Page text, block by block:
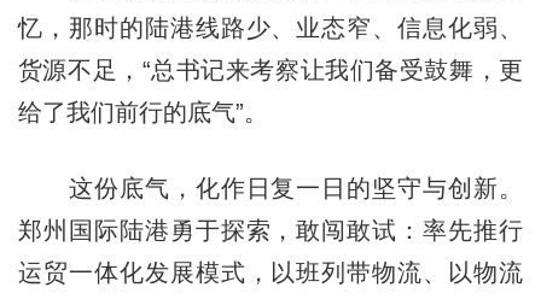
忆，那时的陆港线路少、业态窄、信息化弱、
货源不足，“总书记来考察让我们备受鼓舞，更
给了我们前行的底气”。
这份底气，化作日复一日的坚守与创新。
郑州国际陆港勇于探索，敢闯敢试：率先推行
运贸一体化发展模式，以班列带物流、以物流